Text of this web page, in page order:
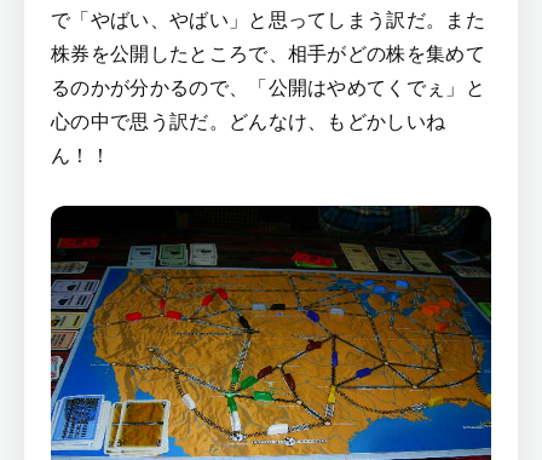
で「やばい、やばい」と思ってしまう訳だ。また
株券を公開したところで、相手がどの株を集めて
るのかが分かるので、「公開はやめてくでぇ」と
心の中で思う訳だ。どんなけ、もどかしいね
ん！！